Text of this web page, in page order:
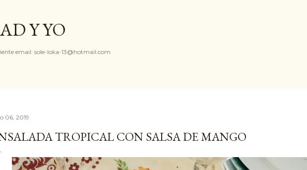
Y YO
email: sole-loka-13@hotmail.com
06, 2019
TROPICAL CON SALSA DE MANGO